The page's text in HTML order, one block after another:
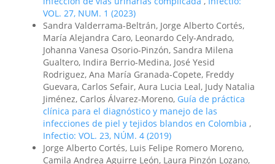
VOL. 27, NUM. 1 (2023)
Sandra Valderrama-Beltrán, Jorge Alberto Cortés,
María Alejandra Caro, Leonardo Cely-Andrado,
Johanna Vanesa Osorio-Pinzón, Sandra Milena
Gualtero, Indira Berrio-Medina, José Yesid
Rodriguez, Ana María Granada-Copete, Freddy
Guevara, Carlos Sefair, Aura Lucia Leal, Judy Natalia
Jiménez, Carlos Álvarez-Moreno, Guía de práctica
clínica para el diagnóstico y manejo de las
infecciones de piel y tejidos blandos en Colombia ,
Infectio: VOL. 23, NÚM. 4 (2019)
Jorge Alberto Cortés, Luis Felipe Romero Moreno,
Camila Andrea Aguirre León, Laura Pinzón Lozano,